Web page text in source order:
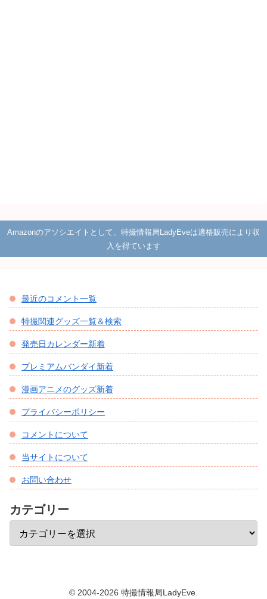
Amazonのアソシエイトとして、特撮情報局LadyEveは適格販売により収
入を得ています
最近のコメント一覧
特撮関連グッズ一覧＆検索
発売日カレンダー新着
プレミアムバンダイ新着
漫画アニメのグッズ新着
プライバシーポリシー
コメントについて
当サイトについて
お問い合わせ
カテゴリー
© 2004-2026 特撮情報局LadyEve.